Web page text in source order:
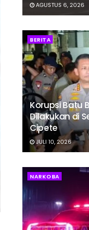
AGUSTUS 6, 2026
BERITA
Korupsi Batu
Dilakukan di
Cipete
JULI 10, 2026
NARKOBA